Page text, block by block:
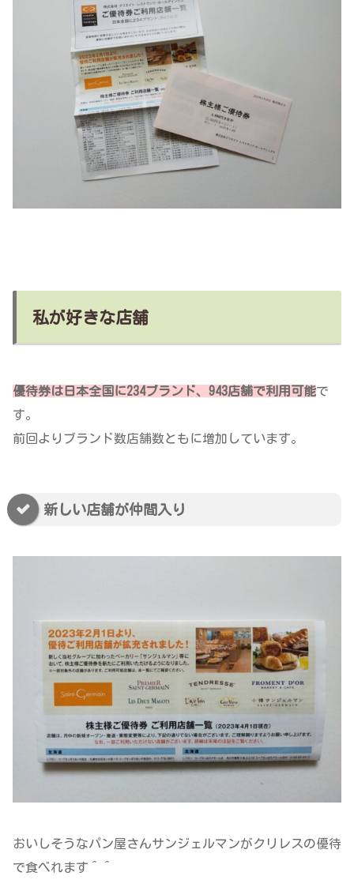
私が好きな店舗
優待券は日本全国に234ブランド、943店舗で利用可能で
す。
前回よりブランド数店舗数ともに増加しています。
新しい店舗が仲間入り
おいしそうなパン屋さんサンジェルマンがクリレスの優待
で食べれます＾＾